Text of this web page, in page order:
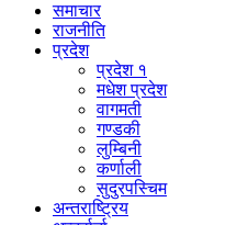
समाचार
राजनीति
प्रदेश
प्रदेश १
मधेश प्रदेश
वागमती
गण्डकी
लुम्बिनी
कर्णाली
सुदुरपस्चिम
अन्तराष्ट्रिय